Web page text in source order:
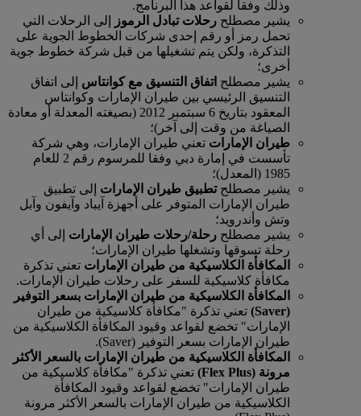
وذلك وفقا لقواعد هذا البرنامج.
يشير مصطلح رحلات تبادل الرموز
إلى الرحلات التي
تحمل رمز أو رقم إحدى شركات الخطوط الجوية على
التذكرة، ولكن يتم تشغيلها من قبل شركة خطوط جوية
أخرى؛
يشير مصطلح اتفاق التنسيق مع كوانتاس إلى اتفاق
التنسيق الرئيسي بين طيران الإمارات وكوانتاس
المعقود بتاريخ 6 سبتمبر 2012 (بصيغته المعدلة أو معادة
الصياغة من وقت إلى آخر)؛
طيران الإمارات تعني طيران الإمارات، وهي شركة
تأسست في إمارة دبي وفقا للمرسوم رقم 2 للعام
1985 (المعدل)؛
يشير مصطلحتطبيق طيران الإمارات إلى تطبيق
طيران الإمارات المتوفر على أجهزة آيباد وآيفون وآبل
وتش وأندرويد؛
يشير مصطلح رحلة/رحلات طيران الإمارات إلى أي
رحلة تسوقها وتشغلها طيران الإمارات؛
المكافأة الكلاسيكية من طيران الإمارات تعني تذكرة
مكافأة كلاسيكية للسفر على رحلات طيران الإمارات.
المكافأة الكلاسيكية من طيران الإمارات بسعر التوفير
(Saver)
تعني تذكرة "مكافأة كلاسيكية من طيران
الإمارات" تخضع لقواعد وقيود المكافأة الكلاسيكية من
طيران الإمارات بسعر التوفير (Saver).
المكافأة الكلاسيكية من طيران الإمارات بالسعر الأكثر
مرونة (Flex Plus)
تعني تذكرة "مكافأة كلاسيكية من
طيران الإمارات" تخضع لقواعد وقيود المكافأة
الكلاسيكية من طيران الإمارات بالسعر الأكثر مرونة